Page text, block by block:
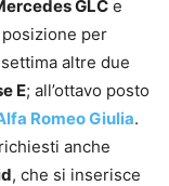
GLC e
per
altre due
E; all’ottavo posto
Romeo Giulia.
anche
, che si inserisce